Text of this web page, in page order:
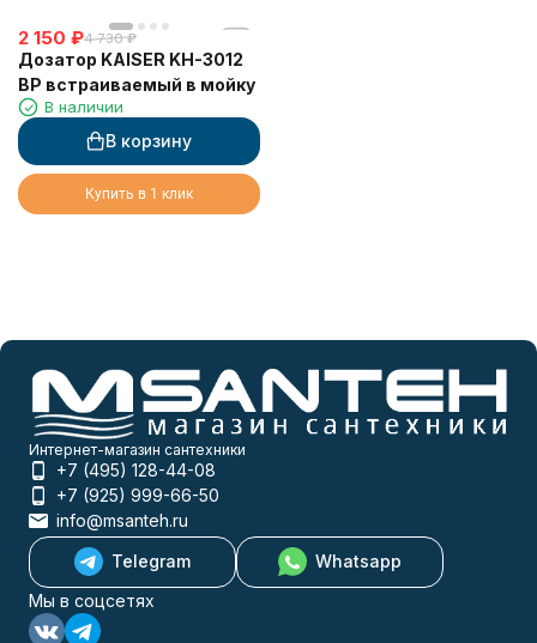
2 150 ₽4 730 ₽
Дозатор KAISER KH-3012
BP встраиваемый в мойку
В наличии
В корзину
Купить в 1 клик
Интернет-магазин сантехники
+7 (495) 128-44-08
+7 (925) 999-66-50
info@msanteh.ru
Telegram
Whatsapp
Мы в соцсетях